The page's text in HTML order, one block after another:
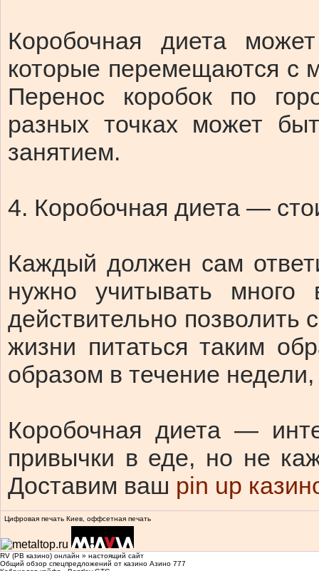
Коробочная диета
которые перемещаются с
Перенос коробок по
разных точках может
занятием.
4. Коробочная диета —
Каждый должен сам
нужно учитывать
действительно позволить
жизни питаться таким
образом в течение
Коробочная диета —
привычки в еде, но не
Доставим ваш pin up
Цифровая печать Киев, оффсетная печать
RV (РВ казино) онлайн » настоящий сайт
Общий обзор спецпредложений от казино Азино 777